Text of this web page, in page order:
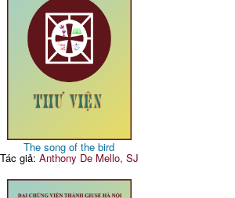
The song of the bird
Tác giả: Anthony De Mello, SJ